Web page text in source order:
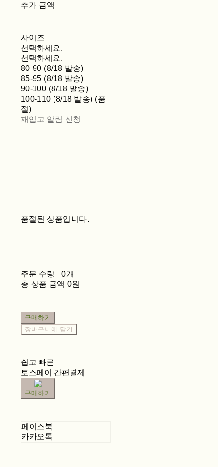
추가 금액
사이즈
선택하세요.
선택하세요.
80-90 (8/18 발송)
85-95 (8/18 발송)
90-100 (8/18 발송)
100-110 (8/18 발송) (품
절)
재입고 알림 신청
품절된 상품입니다.
주문 수량
0개
총 상품 금액 0원
구매하기
장바구니에 담기
쉽고 빠른
토스페이 간편결제
구매하기
페이스북
카카오톡